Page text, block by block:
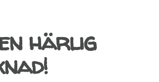
härlig